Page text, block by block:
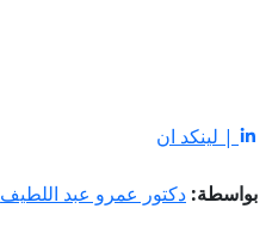
| لينكد ان
بواسطة: دكتور عمرو عبد اللطيف